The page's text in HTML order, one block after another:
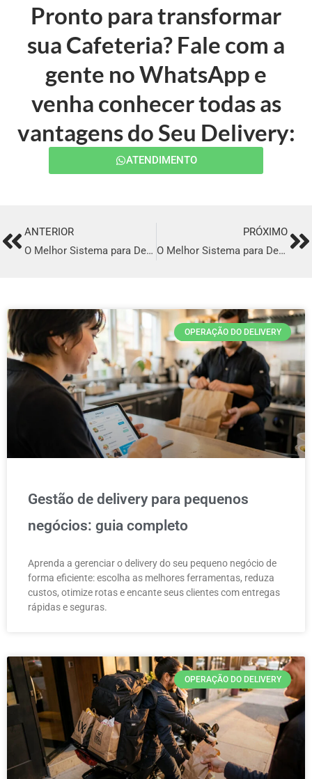
Pronto para transformar
sua Cafeteria? Fale com a
gente no WhatsApp e
venha conhecer todas as
vantagens do Seu Delivery:
ATENDIMENTO
PrevANTERIOR
O Melhor Sistema para Delivery em Tabatinga
PRÓXIMO
O Melhor Sistema para Delivery em Portel
OPERAÇÃO DO DELIVERY
Gestão de delivery para pequenos
negócios: guia completo
Aprenda a gerenciar o delivery do seu pequeno negócio de
forma eficiente: escolha as melhores ferramentas, reduza
custos, otimize rotas e encante seus clientes com entregas
rápidas e seguras.
OPERAÇÃO DO DELIVERY